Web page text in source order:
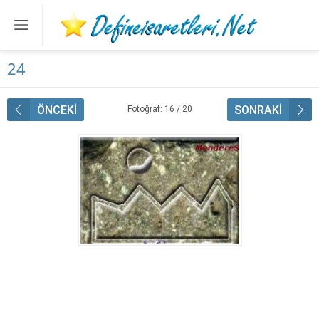
24
ÖNCEKİ Fotoğraf: 16 / 20 SONRAKİ